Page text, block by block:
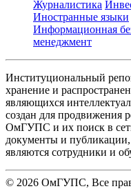
Журналистика
Иностранные языки
Информационная
менеджмент
Институциональный
хранение и
являющихся
создан для продвижения
ОмГУПС и их поиск в
документы и
являются сотрудники и
© 2026 ОмГУПС, Все